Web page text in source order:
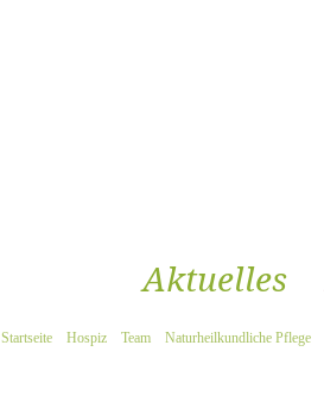
Aktuelles
Startseite Hospiz Team Naturheilkundliche Pflege